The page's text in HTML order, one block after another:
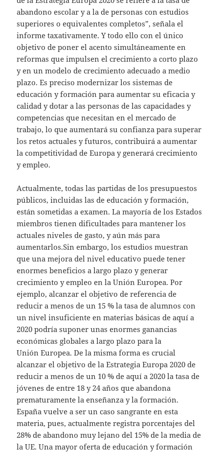
abandono escolar y a la de personas con estudios
superiores o equivalentes completos”, señala el
informe taxativamente. Y todo ello con el único
objetivo de poner el acento simultáneamente en
reformas que impulsen el crecimiento a corto plazo
y en un modelo de crecimiento adecuado a medio
plazo. Es preciso modernizar los sistemas de
educación y formación para aumentar su eficacia y
calidad y dotar a las personas de las capacidades y
competencias que necesitan en el mercado de
trabajo, lo que aumentará su confianza para superar
los retos actuales y futuros, contribuirá a aumentar
la competitividad de Europa y generará crecimiento
y empleo.
Actualmente, todas las partidas de los presupuestos
públicos, incluidas las de educación y formación,
están sometidas a examen. La mayoría de los Estados
miembros tienen dificultades para mantener los
actuales niveles de gasto, y aún más para
aumentarlos.Sin embargo, los estudios muestran
que una mejora del nivel educativo puede tener
enormes beneficios a largo plazo y generar
crecimiento y empleo en la Unión Europea. Por
ejemplo, alcanzar el objetivo de referencia de
reducir a menos de un 15 % la tasa de alumnos con
un nivel insuficiente en materias básicas de aquí a
2020 podría suponer unas enormes ganancias
económicas globales a largo plazo para la
Unión Europea. De la misma forma es crucial
alcanzar el objetivo de la Estrategia Europa 2020 de
reducir a menos de un 10 % de aquí a 2020 la tasa de
jóvenes de entre 18 y 24 años que abandona
prematuramente la enseñanza y la formación.
España vuelve a ser un caso sangrante en esta
materia, pues, actualmente registra porcentajes del
28% de abandono muy lejano del 15% de la media de
la UE. Una mayor oferta de educación y formación